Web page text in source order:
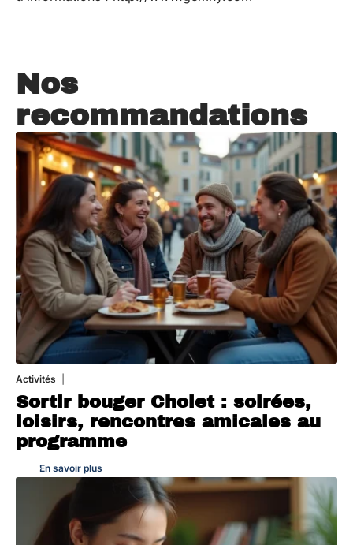
Nos
recommandations
Activités
Sortir bouger Cholet : soirées,
loisirs, rencontres amicales au
programme
En savoir plus